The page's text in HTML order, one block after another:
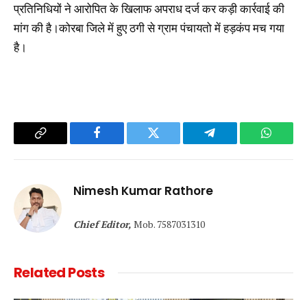
प्रतिनिधियों ने आरोपित के खिलाफ अपराध दर्ज कर कड़ी कार्रवाई की
मांग की है।कोरबा जिले में हुए ठगी से ग्राम पंचायतो में हड़कंप मच गया
है।
Copy
Facebook Twitter Telegram
Nimesh Kumar Rathore
Chief Editor, Mob. 7587031310
RelatedPosts